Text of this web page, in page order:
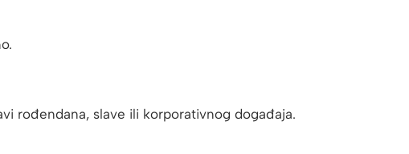
rođendana, slave ili korporativnog događaja.